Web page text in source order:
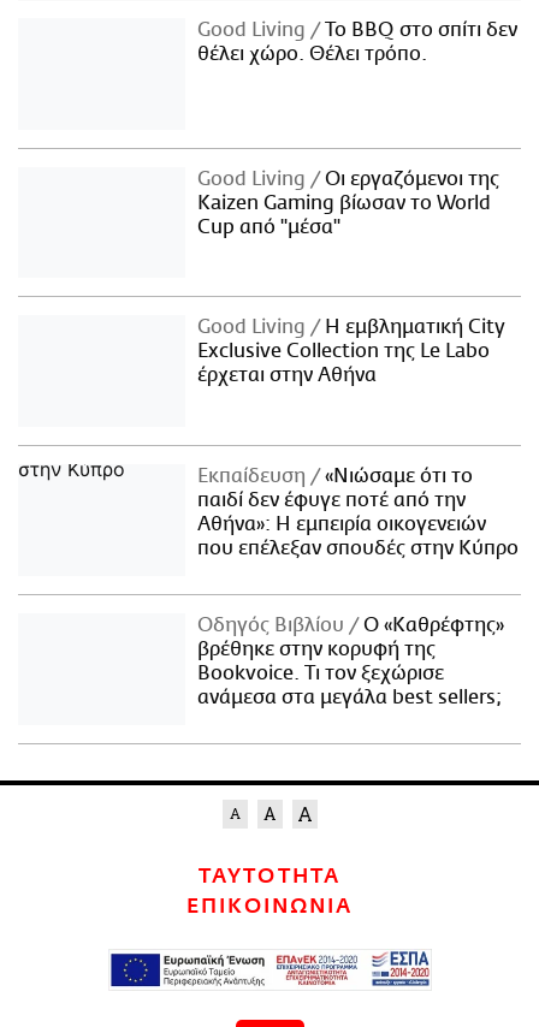
Good Living
Το BBQ στο σπίτι δεν
θέλει χώρο. Θέλει τρόπο.
Good Living
Οι εργαζόμενοι της
Kaizen Gaming βίωσαν το World
Cup από "μέσα"
Good Living
Η εμβληματική City
Exclusive Collection της Le Labo
έρχεται στην Αθήνα
Εκπαίδευση
«Νιώσαμε ότι το
παιδί δεν έφυγε ποτέ από την
Αθήνα»: Η εμπειρία οικογενειών
που επέλεξαν σπουδές στην Κύπρο
Οδηγός Βιβλίου
Ο «Καθρέφτης»
βρέθηκε στην κορυφή της
Bookvoice. Τι τον ξεχώρισε
ανάμεσα στα μεγάλα best sellers;
ΤΑΥΤΟΤΗΤΑ
ΕΠΙΚΟΙΝΩΝΙΑ